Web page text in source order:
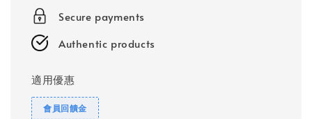
Secure payments
Authentic products
適用優惠
會員回饋金